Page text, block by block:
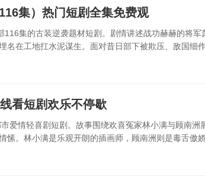
集）热门短剧全集免费观
116集的古装逆袭题材短剧。剧情讲述战功赫赫的将
名在工地扛水泥谋生。面对昔日部下被欺压、敌国细
看短剧欢乐不停歇
爱情轻喜剧短剧。故事围绕欢喜冤家林小满与顾南洲
愫。林小满是乐观开朗的插画师，顾南洲则是毒舌傲